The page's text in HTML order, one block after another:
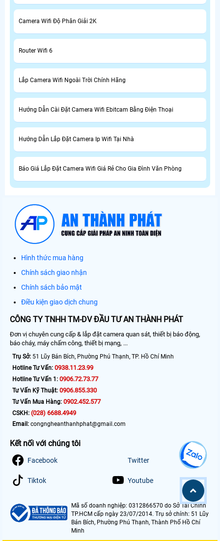
Camera Wifi Độ Phân Giải 2K
Router Wifi 6
Lắp Camera Wifi Ngoài Trời Chính Hãng
Hướng Dẫn Cài Đặt Camera Wifi Ebitcam Bằng Điện Thoại
Hướng Dẫn Lắp Đặt Camera Ip Wifi Tại Nhà
Báo Giá Lắp Đặt Camera Wifi Giá Rẻ Cho Gia Đình Văn Phòng
Hình thức mua hàng
Chính sách giao nhận
Chính sách bảo mật
Điều kiện giao dịch chung
CÔNG TY TNHH TM-DV ĐẦU TƯ AN THÀNH PHÁT
Đơn vị chuyên cung cấp & lắp đặt camera quan sát, thiết bị báo động,
báo cháy, máy chấm công, thiết bị mạng, ...
Trụ Sở: 51 Lũy Bán Bích, Phường Phú Thạnh, TP. Hồ Chí Minh
Hotline Tư Vấn: 0938.11.23.99
Hotline Tư Vấn 1: 0906.72.73.77
Tư Vấn Kỹ Thuật: 0906.855.330
Tư Vấn Mua Hàng: 0902.452.577
CSKH: (028) 6688.4949
Email: congngheanthanhphat@gmail.com
Kết nối với chúng tôi
Facebook Twitter
Tiktok Youtube
Mã số doanh nghiệp: 0312866570 do Sở Tài Chính
TP.HCM cấp ngày 23/07/2014. Trụ sở chính: 51 Lũy
Bán Bích, Phường Phú Thạnh, Thành Phố Hồ Chí
Minh